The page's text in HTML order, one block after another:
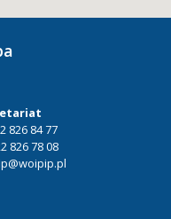
826 84 77
826 78 08